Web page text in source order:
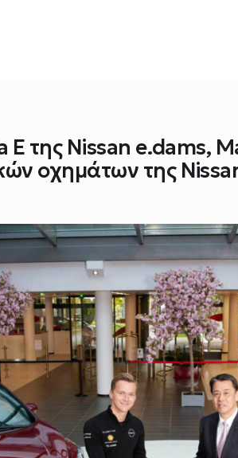
της Nissan e.dams,
οχημάτων της